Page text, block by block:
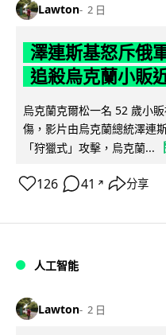
Lawton 2 日
澤連斯基怒斥俄
追殺烏克蘭小販
烏克蘭克爾松一名 52 歲小
傷，影片由烏克蘭總統澤連
「狩獵式」攻擊，烏克蘭...
126 41 ↗ 分享
人工智能
Lawton 2 日